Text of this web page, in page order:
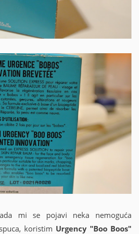
mi se pojavi neka nemoguća
koristim Urgency "Boo Boos"